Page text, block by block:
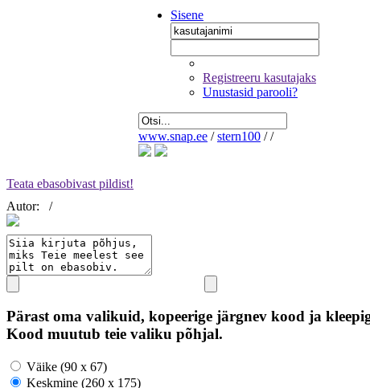
Sisene
Registreeru kasutajaks
Unustasid parooli?
www.snap.ee / stern100 / /
Teata ebasobivast pildist!
Autor:
/
Pärast oma valikuid, kopeerige järgnev kood ja
Kood muutub teie valiku põhjal.
Väike (90 x 67)
Keskmine (260 x 175)